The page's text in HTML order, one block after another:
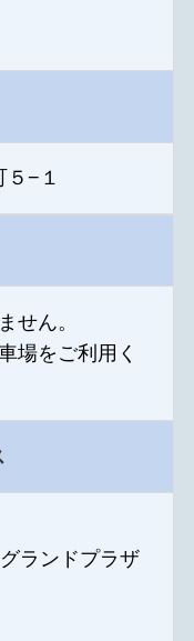
５−１
せん。
場をご利用く
ランドプラザ